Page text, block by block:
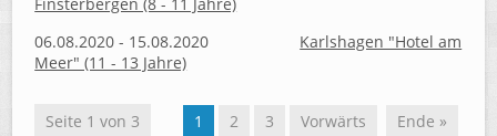
06.08.2020 - 15.08.2020
Karlshagen "Hotel am
Meer" (11 - 13 Jahre)
Seite 1 von 3 1 2 3 Vorwärts Ende »